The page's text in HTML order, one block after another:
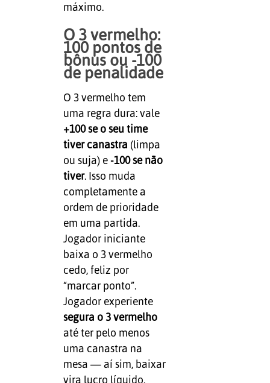
máximo.
O 3 vermelho:
100 pontos de
bônus ou -100
de penalidade
O 3 vermelho tem
uma regra dura: vale
+100 se o seu time
tiver canastra (limpa
ou suja) e -100 se não
tiver. Isso muda
completamente a
ordem de prioridade
em uma partida.
Jogador iniciante
baixa o 3 vermelho
cedo, feliz por
“marcar ponto”.
Jogador experiente
segura o 3 vermelho
até ter pelo menos
uma canastra na
mesa — aí sim, baixar
vira lucro líquido.